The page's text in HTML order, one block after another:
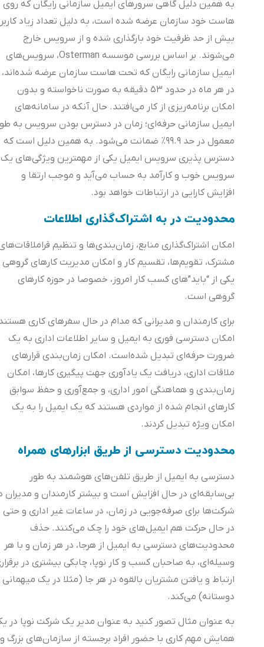
به همین دلیل گاهی سرورهای ایمیل سازمانی رایگان که روی
هاست خود سازمان عرضه شده است، به دلیل تعداد زیاد کاربر،
بیش از حد ظرفیت خود بارگذاری شده و از سرویس خارج
می‌شوند. بر اساس بررسی موسسه Osterman، سرویس‌های
ایمیل سازمانی رایگان که تحت هاست سازمان عرضه شده‌اند،
در هر ماه در حدود ۵۳ دقیقه به صورت ناخواسته و بدون
امکان برنامه‌ریزی از کار می‌افتند. حال آنکه در سامانه‌های
ایمیل سازمانی حرفه‌ای؛ زمان در دسترس بودن سرویس به طور
معمول در حد ۹۹.۹% ضمانت می‌شود. به همین دلیل است که
دسترس پذیری سرویس ایمیل یکی از مهمترین ویژگی‌های یک
سرویس خوب و کارآمد به حساب می‌آید و موجب ارتقا و
افزایش کارایی در ارتباطات خواهد بود.
محدودیت در به اشتراک‌گذاری اطلاعات
امکان اشتراک‌گذاری منابع، زمان‌بندی‌ها و تنظیم قراملاقات‌های
مشترک، تقویم‌ها، تقسیم کار و امکان مدیریت کارهای گروهی
یکی از “باید”های کسب کار امروز، خصوصا در حوزه کارهای
گروهی است.
برای کارمندان و مدیرانی که مدام در حال سفرهای کاری هستند،
امکان دسترسی فوری به ایمیل و سایر اطلاعات اداری به یک
ضرورت حرفه‌ای تبدیل شده‌است. امکان زمان‌بندی قرارهای
ملاقات اداری، دریافت یک یادآوری جهت پیگیری کارها، امکان
زما‌ن‌بندی و هماهنگی امور اداری، و جمع‌آوری و حفظ سوابق
کارهای انجام شده از مواردی هستند که یک ایمیل را به یک
امکان ویژه تبدیل کردند.
محدودیت دسترسی از طریق ابزارهای همراه
دسترسی به ایمیل از طریق تلفن‌های هوشمند به طور
بی‌سابقه‌ای در حال افزایش است و بیشتر کارمندان و مدیران در
شرکت‌ها برای صرفه‌جویی در زمان، در ساعات غیر اداری و حتی
در حال حرکت هم ایمیل‌های خود را چک می‌کنند. حذف
محدودیت‌های دسترسی به ایمیل از هرجا، در هر زمان و با هر
وسیله‌ای، به صاحبان کسب و کار نوپا، چابکی بیشتری در برقراری
ارتباط و یافتن مشتریان بالقوه در هر جا (مثلا در یک میهمانی
دوستانه) می‌کند.
به عنوان مثال تصور کنید به عنوان مدیر یک شرکت نوپا در یک
همایش مهم کاری با حضور افراد برجسته از سازمان‌های بزرگ و